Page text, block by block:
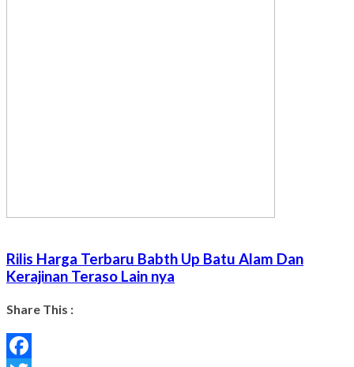
Rilis Harga Terbaru Babth Up Batu Alam Dan
Kerajinan Teraso Lain nya
Share This :